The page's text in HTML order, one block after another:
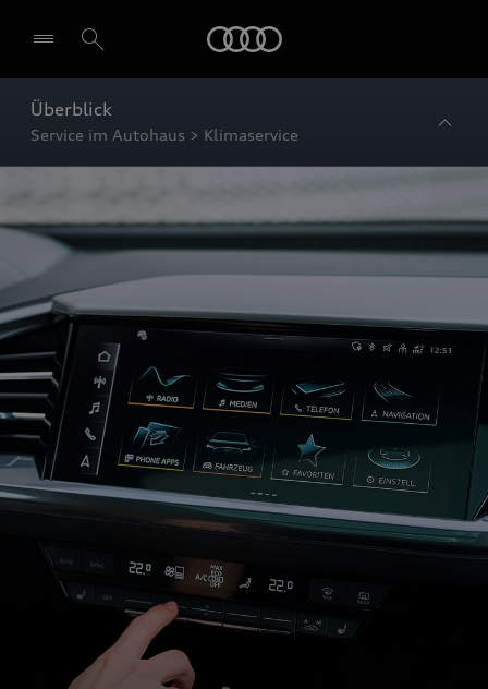
Überblick
Service im Autohaus > Klimaservice